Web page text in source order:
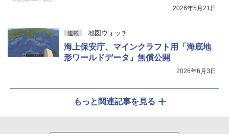
2026年5月21日
連載 地図ウォッチ
海上保安庁、マインクラフト用「海底地
形ワールドデータ」無償公開
2026年6月3日
もっと関連記事を見る